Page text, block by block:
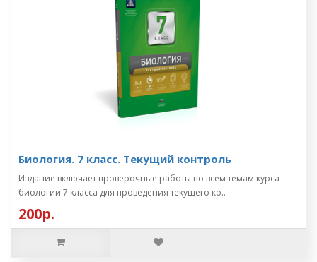
Биология. 7 класс. Текущий контроль
Издание включает проверочные работы по всем темам курса
биологии 7 класса для проведения текущего ко..
200р.